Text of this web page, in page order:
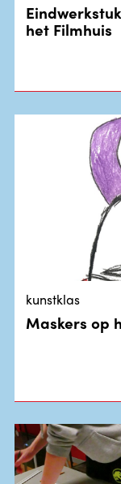
het Filmhuis
kunstklas
Maskers op